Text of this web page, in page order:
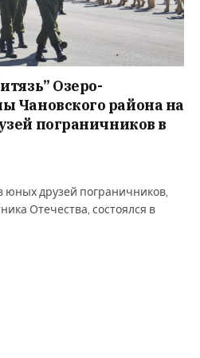
Озеро-
Чановского района на
пограничников в
юных друзей пограничников,
Отечества, состоялся в